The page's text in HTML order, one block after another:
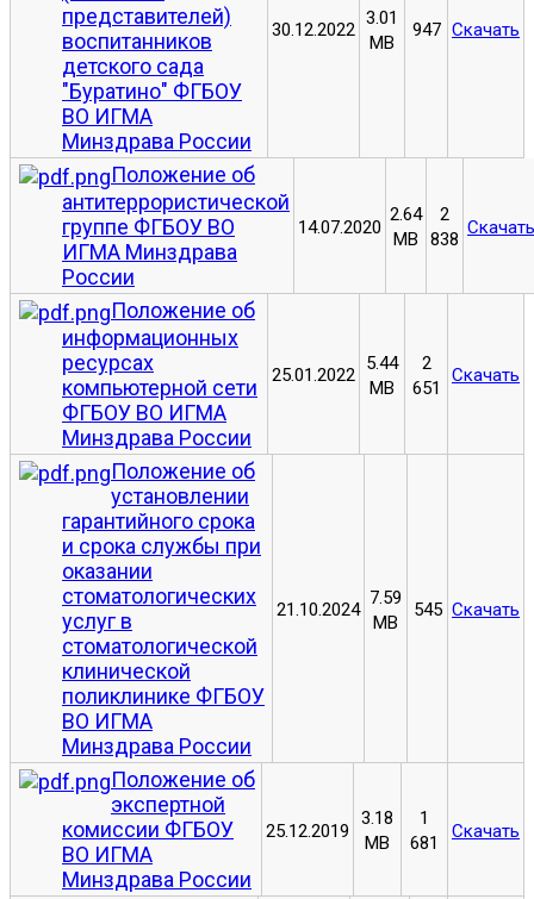
представителей)
воспитанников
детского сада
"Буратино" ФГБОУ
ВО ИГМА
Минздрава России
30.12.2022
3.01
MB
947 Скачать
Положение об
антитеррористической
группе ФГБОУ ВО
ИГМА Минздрава
России
14.07.2020
2.64
MB
2
838
Скачать
Положение об
информационных
ресурсах
компьютерной сети
ФГБОУ ВО ИГМА
Минздрава России
25.01.2022
5.44
MB
2
651
Скачать
Положение об
установлении
гарантийного срока
и срока службы при
оказании
стоматологических
услуг в
стоматологической
клинической
поликлинике ФГБОУ
ВО ИГМА
Минздрава России
21.10.2024
7.59
MB
545 Скачать
Положение об
экспертной
комиссии ФГБОУ
ВО ИГМА
Минздрава России
25.12.2019
3.18
MB
1
681
Скачать